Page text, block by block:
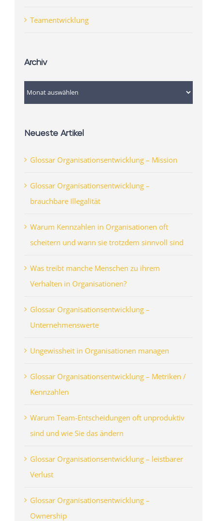
Teamentwicklung
Archiv
Archiv
Neueste Artikel
Glossar Organisationsentwicklung – Mission
Glossar Organisationsentwicklung –
brauchbare Illegalität
Warum Kennzahlen in Organisationen oft
scheitern und wann sie trotzdem sinnvoll sind
Was treibt manche Menschen zu ihrem
Verhalten in Organisationen?
Glossar Organisationsentwicklung –
Unternehmenswerte
Ungewissheit in Organisationen managen
Glossar Organisationsentwicklung – Metriken /
Kennzahlen
Warum Team-Entscheidungen oft unproduktiv
sind und wie Sie das ändern
Glossar Organisationsentwicklung – leistbarer
Verlust
Glossar Organisationsentwicklung –
Ownership